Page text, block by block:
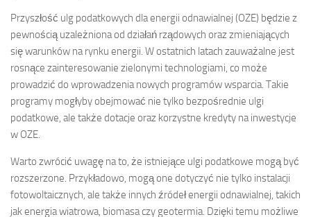
Przyszłość ulg podatkowych dla energii odnawialnej (OZE) będzie z
pewnością uzależniona od działań rządowych oraz zmieniających
się warunków na rynku energii. W ostatnich latach zauważalne jest
rosnące zainteresowanie zielonymi technologiami, co może
prowadzić do wprowadzenia nowych programów wsparcia. Takie
programy mogłyby obejmować nie tylko bezpośrednie ulgi
podatkowe, ale także dotacje oraz korzystne kredyty na inwestycje
w OZE.
Warto zwrócić uwagę na to, że istniejące ulgi podatkowe mogą być
rozszerzone. Przykładowo, mogą one dotyczyć nie tylko instalacji
fotowoltaicznych, ale także innych źródeł energii odnawialnej, takich
jak energia wiatrowa, biomasa czy geotermia. Dzięki temu możliwe